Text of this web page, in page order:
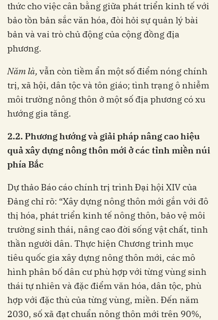
thức cho việc cân bằng giữa phát triển kinh tế với
bảo tồn bản sắc văn hóa, đòi hỏi sự quản lý bài
bản và vai trò chủ động của cộng đồng địa
phương.
Năm là, vẫn còn tiềm ẩn một số điểm nóng chính
trị, xã hội, dân tộc và tôn giáo; tình trạng ô nhiễm
môi trường nông thôn ở một số địa phương có xu
hướng gia tăng.
2.2. Phươnghướng và giải phápnâng cao hiệu
quảxâydựng nông thônmớiởcác tỉnh miền núi
phíaBắc
Dự thảo Báo cáo chính trị trình Đại hội XIV của
Đảng chỉ rõ: “Xây dựng nông thôn mới gắn với đô
thị hóa, phát triển kinh tế nông thôn, bảo vệ môi
trường sinh thái, nâng cao đời sống vật chất, tinh
thần người dân. Thực hiện Chương trình mục
tiêu quốc gia xây dựng nông thôn mới, các mô
hình phân bố dân cư phù hợp với từng vùng sinh
thái tự nhiên và đặc điểm văn hóa, dân tộc, phù
hợp với đặc thù của từng vùng, miền. Đến năm
2030, số xã đạt chuẩn nông thôn mới trên 90%,